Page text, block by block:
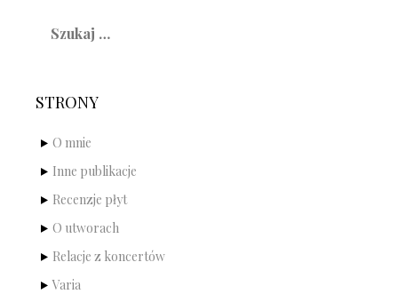
STRONY
O mnie
Inne publikacje
Recenzje płyt
O utworach
Relacje z koncertów
Varia